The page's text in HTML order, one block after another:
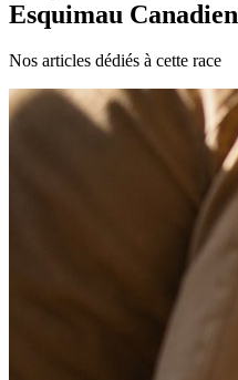
Esquimau Canadien
Nos articles dédiés à cette race